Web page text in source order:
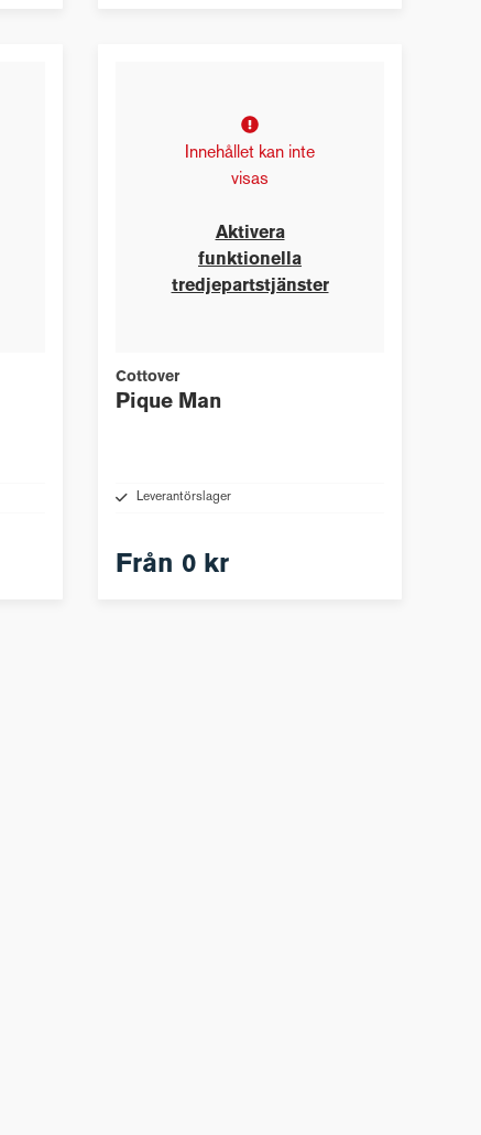
Innehållet kan inte
visas
Aktivera
funktionella
tredjepartstjänster
Cottover
Pique Man
Leverantörslager
Från 0 kr